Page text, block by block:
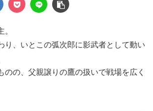
り、いとこの弧次郎に影武者として動い
のの、父親譲りの鷹の扱いで戦場を広く